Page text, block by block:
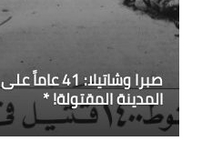
صبرا
المدينة المقتولة! *